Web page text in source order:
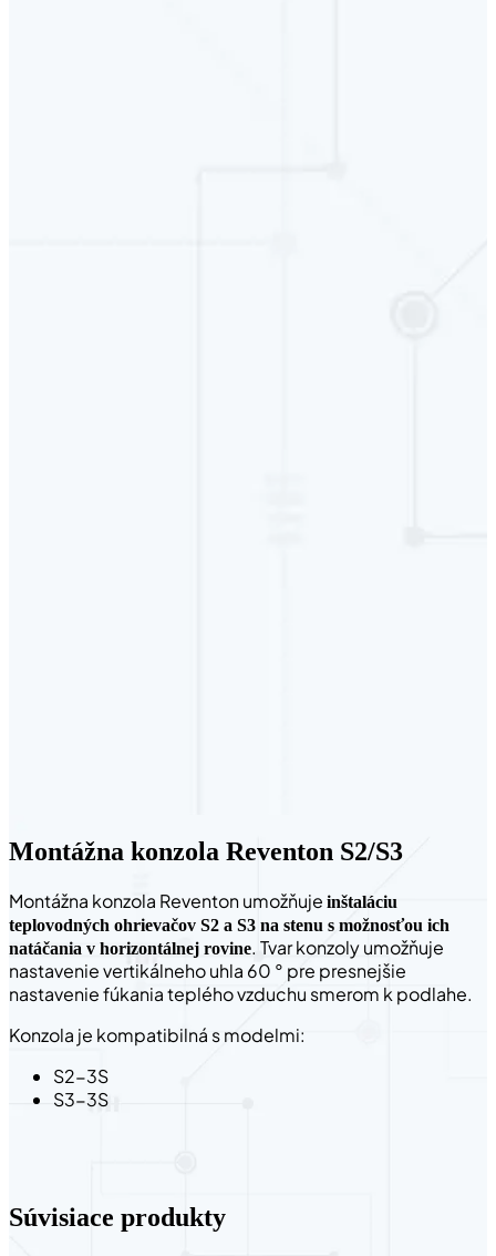
Montážna konzola Reventon S2/S3
Montážna konzola Reventon umožňuje inštaláciu
teplovodných ohrievačov S2 a S3 na stenu s možnosťou ich
natáčania v horizontálnej rovine. Tvar konzoly umožňuje
nastavenie vertikálneho uhla 60 ° pre presnejšie
nastavenie fúkania teplého vzduchu smerom k podlahe.
Konzola je kompatibilná s modelmi:
S2-3S
S3-3S
Súvisiace produkty